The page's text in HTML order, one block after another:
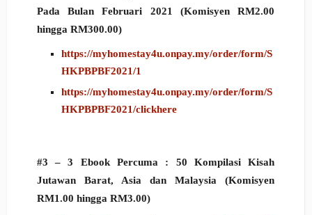
Pada Bulan Februari 2021 (Komisyen RM2.00
hingga RM300.00)
https://myhomestay4u.onpay.my/order/form/S
HKPBPBF2021/1
https://myhomestay4u.onpay.my/order/form/S
HKPBPBF2021/clickhere
#3 –3 Ebook Percuma : 50 Kompilasi Kisah
Jutawan Barat, Asia dan Malaysia (Komisyen
RM1.00 hingga RM3.00)